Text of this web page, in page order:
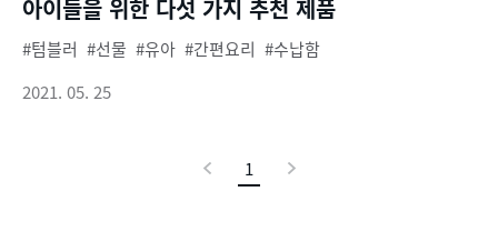
아이들을 위한 다섯 가지 추천 제품
텀블러 선물 유아 간편요리
수납함
2021. 05. 25
1